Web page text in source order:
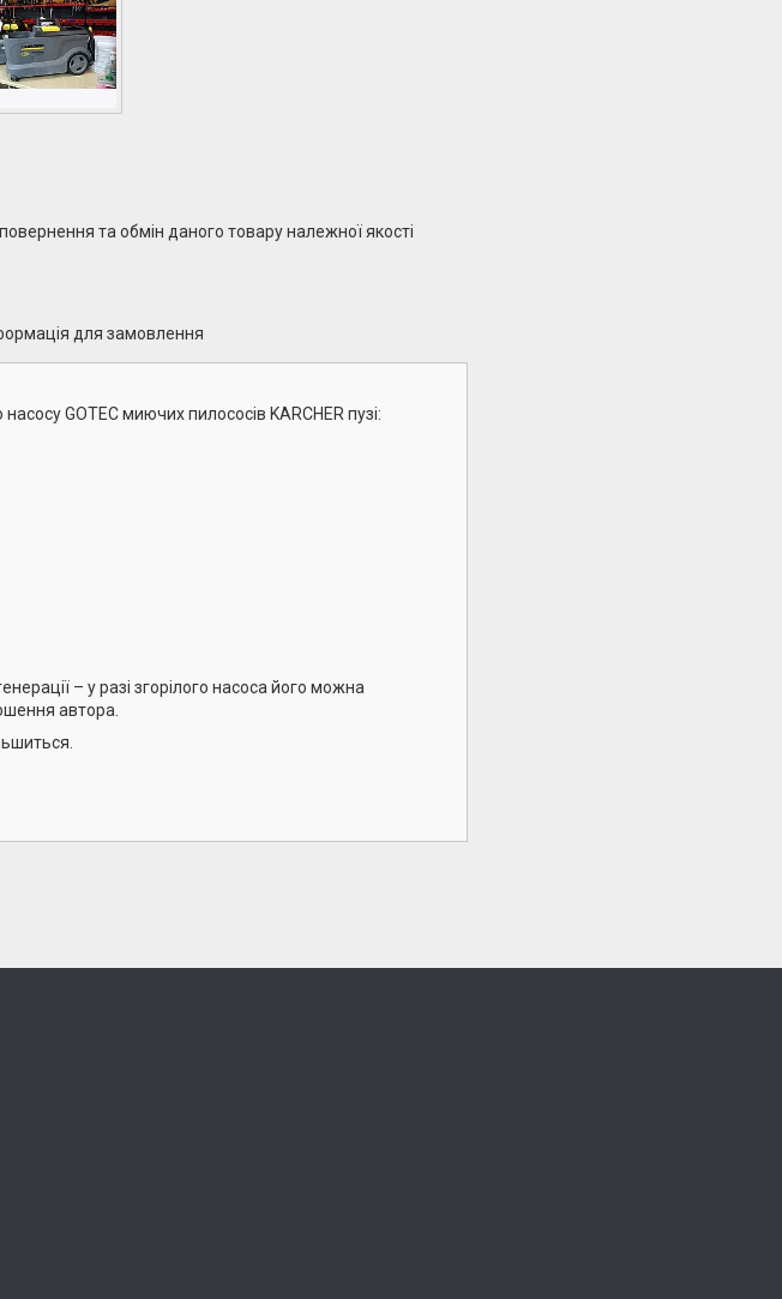
та обмін даного товару належної якості
для замовлення
GOTEC миючих пилососів KARCHER пузі:
– у разі згорілого насоса його можна
автора.